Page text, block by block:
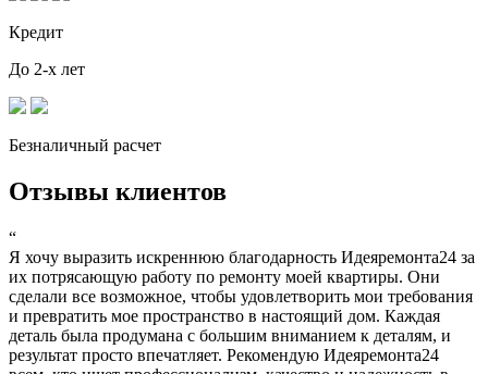
Кредит
До 2-х лет
Безналичный расчет
Отзывы клиентов
“
Я хочу выразить искреннюю благодарность Идеяремонта24 за
их потрясающую работу по ремонту моей квартиры. Они
сделали все возможное, чтобы удовлетворить мои требования
и превратить мое пространство в настоящий дом. Каждая
деталь была продумана с большим вниманием к деталям, и
результат просто впечатляет. Рекомендую Идеяремонта24